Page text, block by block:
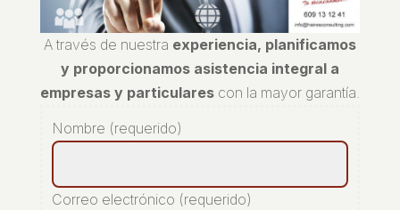
A través de nuestra experiencia, planificamos
y proporcionamos asistencia integral a
empresas y particularescon la mayor garantía.
Nombre (requerido)
Correo electrónico (requerido)